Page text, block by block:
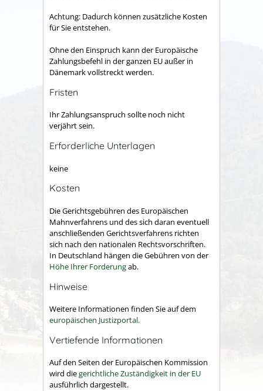
Achtung: Dadurch können zusätzliche Kosten
für Sie entstehen.
Ohne den Einspruch kann der Europäische
Zahlungsbefehl in der ganzen EU außer in
Dänemark vollstreckt werden.
Fristen
Ihr Zahlungsanspruch sollte noch nicht
verjährt sein.
Erforderliche Unterlagen
keine
Kosten
Die Gerichtsgebühren des Europäischen
Mahnverfahrens und des sich daran eventuell
anschließenden Gerichtsverfahrens richten
sich nach den nationalen Rechtsvorschriften.
In Deutschland hängen dieGebühren von der
Höhe Ihrer Forderungab.
Hinweise
Weitere Informationen finden Sie auf dem
europäischen Justizportal.
Vertiefende Informationen
Auf den Seiten der Europäischen Kommission
wird diegerichtlicheZuständigkeit in der EU
ausführlich dargestellt.